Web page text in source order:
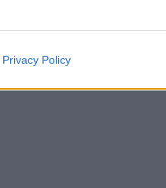
Privacy Policy